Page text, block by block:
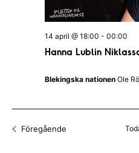
Hanna Lublin
14 april @ 18:00 - 00:00
Blekingska nationen Ole
Föregående